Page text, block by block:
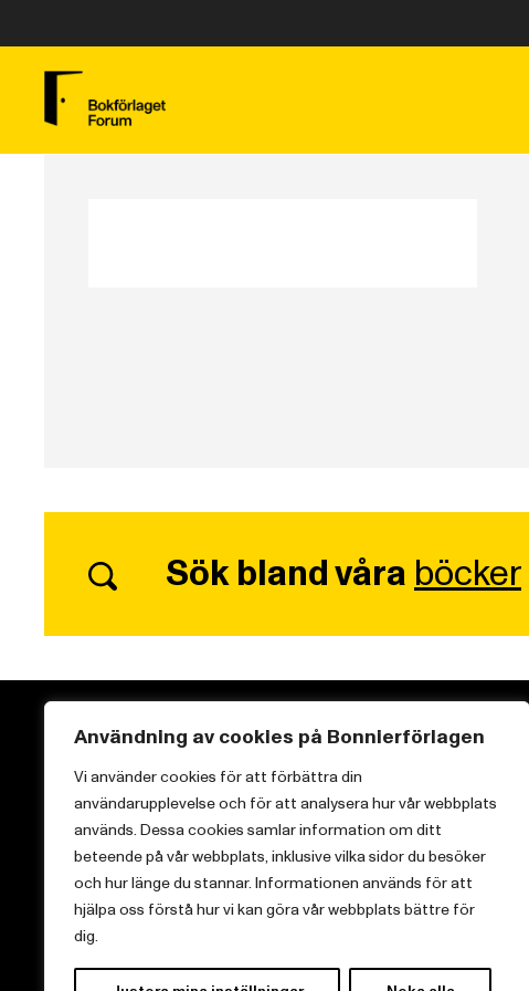
Användning av cookies på Bonnierförlagen
Vi använder cookies för att förbättra din
användarupplevelse och för att analysera hur vår webbplats
används. Dessa cookies samlar information om ditt
beteende på vår webbplats, inklusive vilka sidor du besöker
och hur länge du stannar. Informationen används för att
hjälpa oss förstå hur vi kan göra vår webbplats bättre för
dig.
Sök bland våraböcker
Vi brinner för starka berättelser och att sprida
kunskap inom aktuella ämnen.